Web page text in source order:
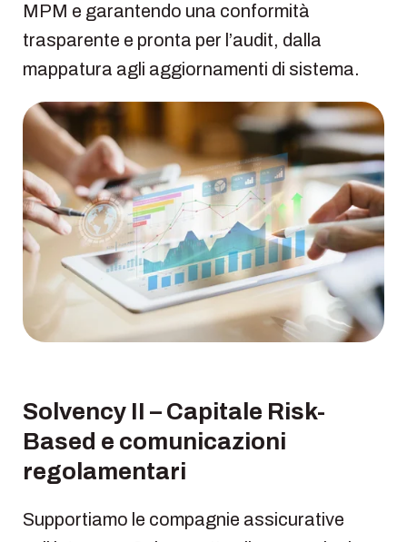
MPM e garantendo una conformità
trasparente e pronta per l’audit, dalla
mappatura agli aggiornamenti di sistema.
Solvency II – Capitale Risk-
Based e comunicazioni
regolamentari
Supportiamo le compagnie assicurative